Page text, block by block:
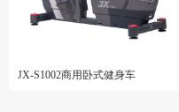
JX-S1002商用卧式健身车